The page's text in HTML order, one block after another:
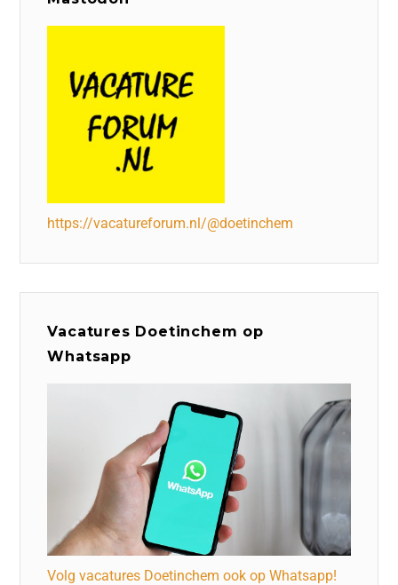
https://vacatureforum.nl/@doetinchem
Vacatures Doetinchem op
Whatsapp
Volg vacatures Doetinchem ook op Whatsapp!